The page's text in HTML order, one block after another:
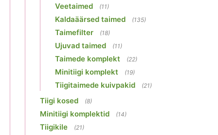
Veetaimed (11)
Kaldaäärsed taimed (135)
Taimefilter (18)
Ujuvad taimed (11)
Taimede komplekt (22)
Minitiigi komplekt (19)
Tiigitaimede kuivpakid (21)
Tiigi kosed (8)
Minitiigi komplektid (14)
Tiigikile (21)